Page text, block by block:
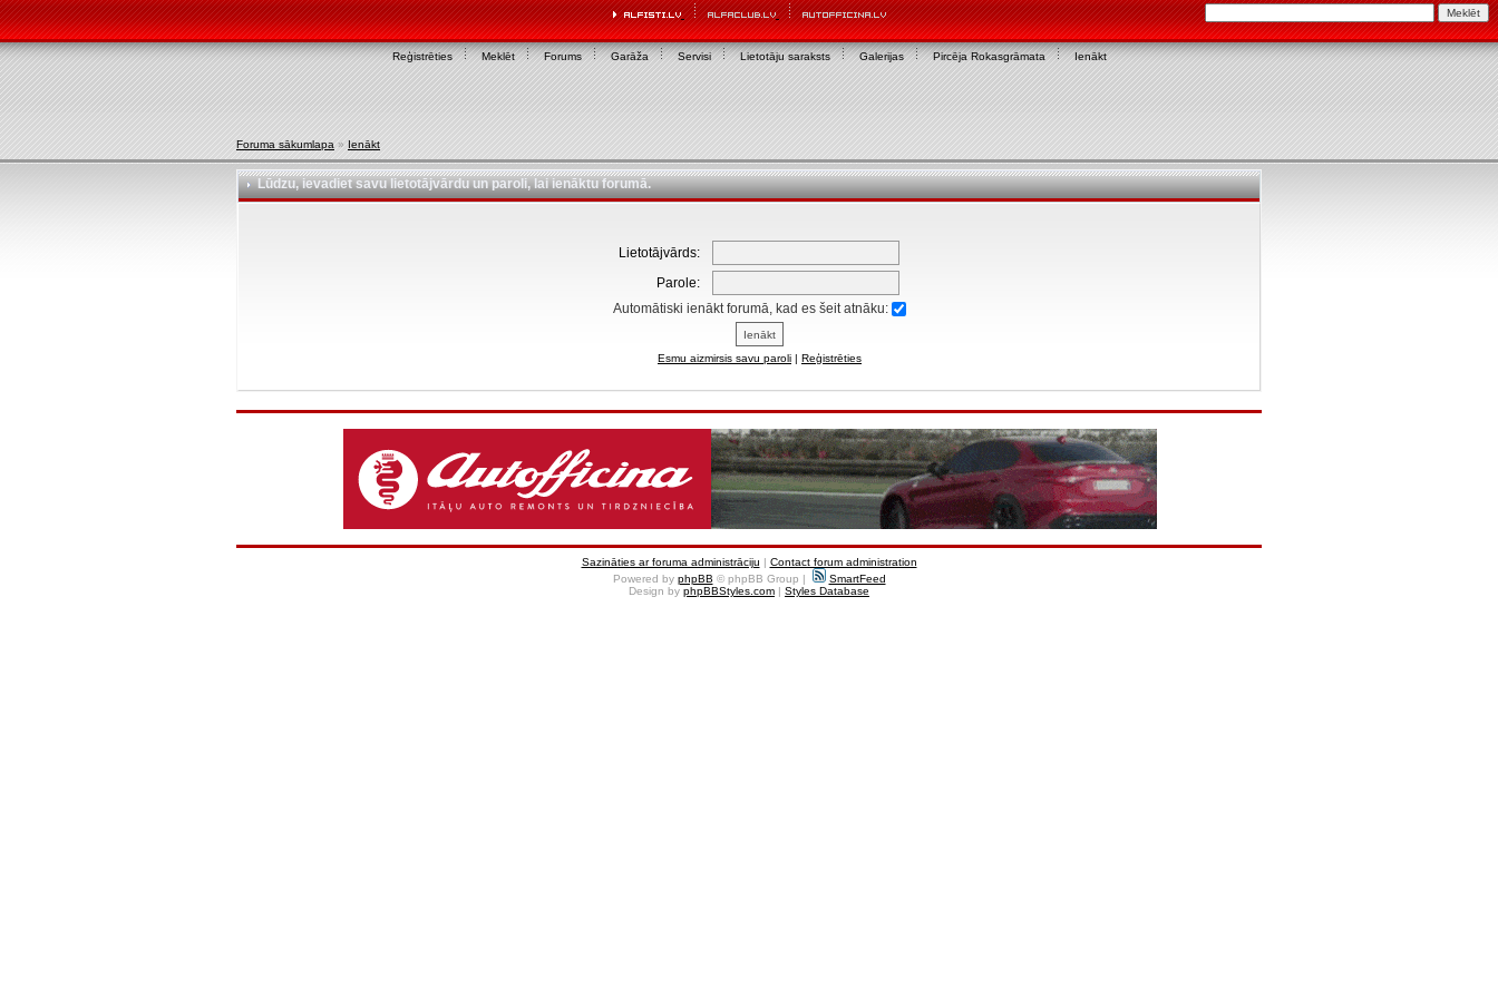
Reģistrēties Meklēt Forums Garāža Servisi Lietotāju saraksts Galerijas Pircēja Rokasgrāmata Ienākt
Foruma sākumlapa » Ienākt
Lūdzu, ievadiet savu lietotājvārdu un paroli, lai ienāktu forumā.
Lietotājvārds:
Parole:
Automātiski ienākt forumā, kad es šeit atnāku:
Esmu aizmirsis savu paroli | Reģistrēties
Sazināties ar foruma administrāciju | Contact forum administration
Powered by phpBB © phpBB Group |
SmartFeed
Design by phpBBStyles.com | Styles Database